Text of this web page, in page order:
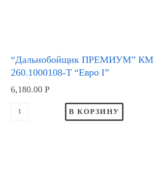
“Дальнобойщик ПРЕМИУМ”
260.1000108-Т “Евро I”
6,180.00Р
В КОРЗИНУ